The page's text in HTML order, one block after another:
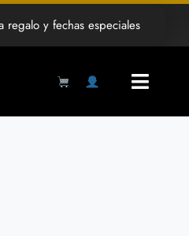
regalo y fechas especiales